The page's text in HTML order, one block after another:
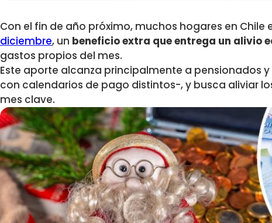
Con el fin de año próximo, muchos hogares en Chile
diciembre, un beneficio extra que entrega un alivio
gastos propios del mes.
Este aporte alcanza principalmente a pensionados
con calendarios de pago distintos-, y busca aliviar
mes clave.